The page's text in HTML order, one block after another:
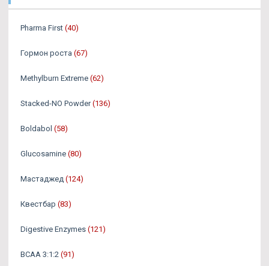
Pharma First (40)
Гормон роста (67)
Methylburn Extreme (62)
Stacked-NO Powder (136)
Boldabol (58)
Glucosamine (80)
Мастаджед (124)
Квестбар (83)
Digestive Enzymes (121)
BCAA 3:1:2 (91)